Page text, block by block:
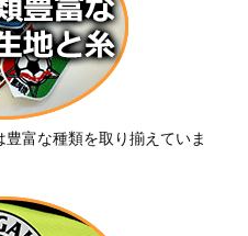
富な種類を取り揃えていま